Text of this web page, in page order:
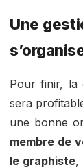
Une
Pour finir, la
sera
une bonne
membre de
le graphiste,